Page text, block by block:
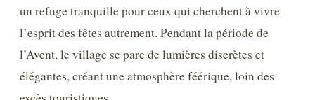
un refuge tranquille pour ceux qui cherchent à vivre
l’esprit des fêtes autrement. Pendant la période de
l’Avent, le village se pare de lumières discrètes et
élégantes, créant une atmosphère féérique, loin des